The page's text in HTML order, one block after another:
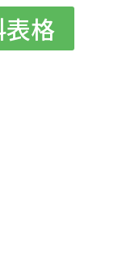
格